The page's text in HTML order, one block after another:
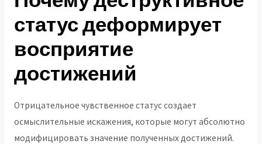
статус деформирует
восприятие
достижений
Отрицательное чувственное статус создает
осмыслительные искажения, которые могут абсолютно
модифицировать значение полученных достижений.